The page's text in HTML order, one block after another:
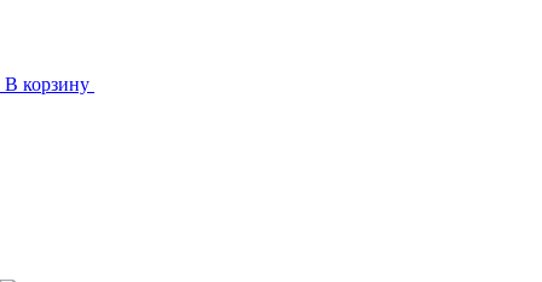
В корзину